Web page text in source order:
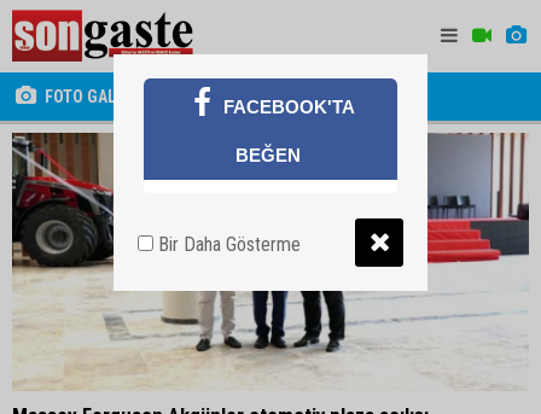
FOTO GALERİ FACEBOOK'TA
BEĞEN
Bir Daha Gösterme